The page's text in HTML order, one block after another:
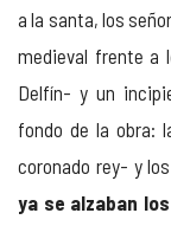
a la santa, los
medieval frente a
Delfín- y un
fondo de la obra:
coronado rey- y los
ya se alzaban